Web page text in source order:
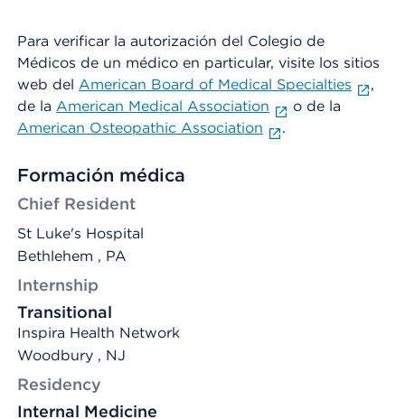
Para verificar la autorización del Colegio de
Médicos de un médico en particular, visite los sitios
web del American Board of Medical Specialties
,
de la American Medical Association
o de la
American Osteopathic Association
.
Formación médica
Chief Resident
St Luke's Hospital
Bethlehem , PA
Internship
Transitional
Inspira Health Network
Woodbury , NJ
Residency
Internal Medicine